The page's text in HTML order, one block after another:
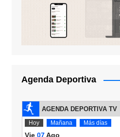
Agenda Deportiva